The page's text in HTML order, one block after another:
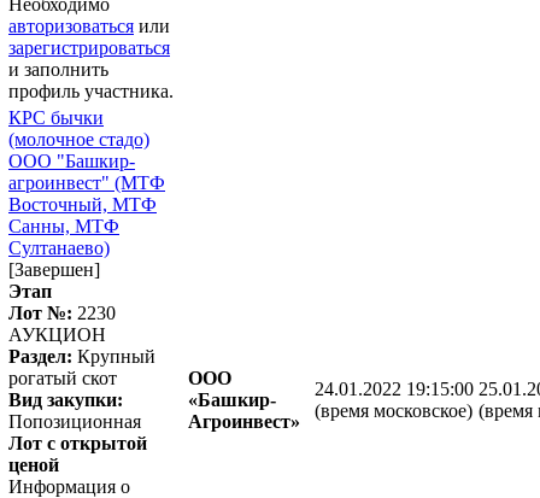
авторизоваться или
зарегистрироваться
и заполнить
профиль участника.
КРС бычки
(молочное стадо)
ООО "Башкир-
агроинвест" (МТФ
Восточный, МТФ
Санны, МТФ
Султанаево)
[Завершен]
Этап
Лот №: 2230
АУКЦИОН
Раздел: Крупный
рогатый скот
Вид закупки:
Попозиционная
Лот с открытой
ценой
Информация о
ООО
«Башкир-
Агроинвест»
24.01.2022 19:15:00
(время московское) (время